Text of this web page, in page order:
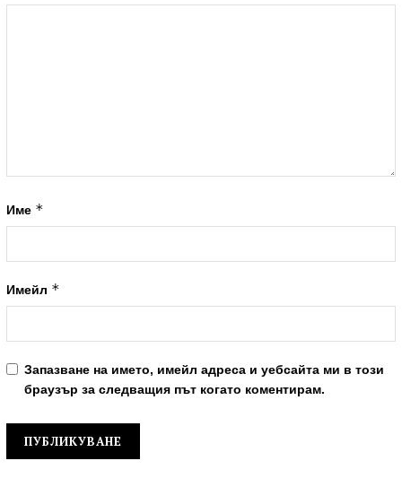
Име *
Имейл *
Запазване на името, имейл адреса и уебсайта ми в този
браузър за следващия път когато коментирам.